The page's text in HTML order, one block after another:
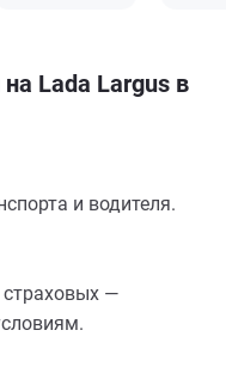
Lada Largus в
и водителя.
—